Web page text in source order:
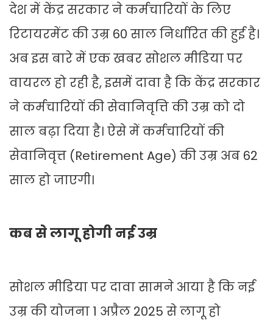
देश में केंद्र सरकार ने कर्मचारियों के लिए
रिटायरमेंट की उम्र 60 साल निर्धारित की हुई है।
अब इस बारे में एक खबर सोशल मीडिया पर
वायरल हो रही है, इसमें दावा है कि केंद्र सरकार
ने कर्मचारियों की सेवानिवृत्ति की उम्र को दो
साल बढ़ा दिया है। ऐसे में कर्मचारियों की
सेवानिवृत्त (Retirement Age) की उम्र अब 62
साल हो जाएगी।
कब से लागू होगी नई उम्र
सोशल मीडिया पर दावा सामने आया है कि नई
उम्र की योजना 1 अप्रैल 2025 से लागू हो